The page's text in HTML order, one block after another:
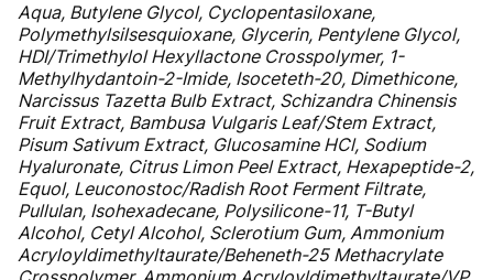
Aqua, Butylene Glycol, Cyclopentasiloxane,
Polymethylsilsesquioxane, Glycerin, Pentylene Glycol,
HDI/Trimethylol Hexyllactone Crosspolymer, 1-
Methylhydantoin-2-Imide, Isoceteth-20, Dimethicone,
Narcissus Tazetta Bulb Extract, Schizandra Chinensis
Fruit Extract, Bambusa Vulgaris Leaf/Stem Extract,
Pisum Sativum Extract, Glucosamine HCl, Sodium
Hyaluronate, Citrus Limon Peel Extract, Hexapeptide-2,
Equol, Leuconostoc/Radish Root Ferment Filtrate,
Pullulan, Isohexadecane, Polysilicone-11, T-Butyl
Alcohol, Cetyl Alcohol, Sclerotium Gum, Ammonium
Acryloyldimethyltaurate/Beheneth-25 Methacrylate